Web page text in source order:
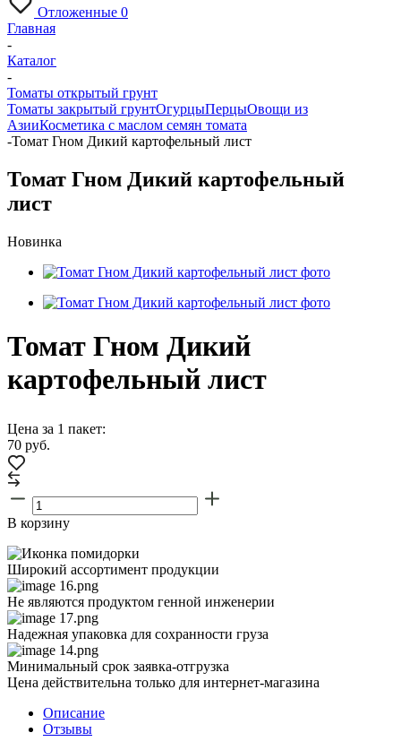
Отложенные 0
Главная
-
Каталог
-
Томаты открытый грунт
Томаты закрытый грунтОгурцыПерцыОвощи из
АзииКосметика с маслом семян томата
-Томат Гном Дикий картофельный лист
Томат Гном Дикий картофельный
лист
Новинка
Томат Гном Дикий
картофельный лист
Цена за 1 пакет:
70 руб.
В корзину
Широкий ассортимент продукции
Не являются продуктом генной инженерии
Надежная упаковка для сохранности груза
Минимальный срок заявка-отгрузка
Цена действительна только для интернет-магазина
Описание
Отзывы